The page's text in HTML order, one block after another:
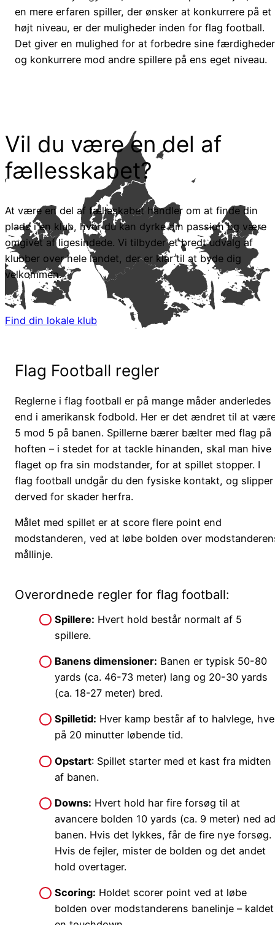
en mere erfaren spiller, der ønsker at konkurrere på et
højt niveau, er der muligheder inden for flag football.
Det giver en mulighed for at forbedre sine færdigheder
og konkurrere mod andre spillere på ens eget niveau.
Vil du være en del af
fællesskabet?
At være en del af fælleskabet handler om at finde din
plads i en klub, hvor du kan dyrke din passion og være
omgivet af ligesindede. Vi tilbyder et bredt udvalg af
klubber over hele landet, der er klar til at byde dig
velkommen.
Find din lokale klub
Flag Football regler
Reglerne i flag football er på mange måder anderledes
end i amerikansk fodbold. Her er det ændret til at
5 mod 5 på banen. Spillerne bærer bælter med flag på
hoften – i stedet for at tackle hinanden, skal man hive
flaget op fra sin modstander, for at spillet stopper. I
flag football undgår du den fysiske kontakt, og slipper
derved for skader herfra.
Målet med spillet er at score flere point end
modstanderen, ved at løbe bolden over
mållinje.
Overordnede regler for flag football:
Spillere: Hvert hold består normalt af 5
spillere.
Banens dimensioner: Banen er typisk 50-80
yards (ca. 46-73 meter) lang og 20-30 yards
(ca. 18-27 meter) bred.
Spilletid: Hver kamp består af to halvlege,
på 20 minutter løbende tid.
Opstart: Spillet starter med et kast fra midten
af banen.
Downs: Hvert hold har fire forsøg til at
avancere bolden 10 yards (ca. 9 meter) ned ad
banen. Hvis det lykkes, får de fire nye forsøg.
Hvis de fejler, mister de bolden og det andet
hold overtager.
Scoring: Holdet scorer point ved at løbe
bolden over modstanderens banelinje – kaldet